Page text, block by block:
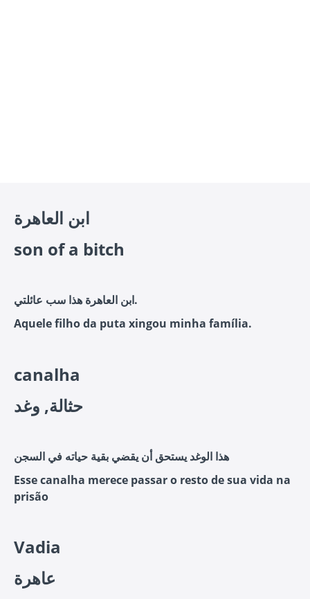
ابن العاهرة
son of a bitch
ابن العاهرة هذا سب عائلتي.
Aquele filho da puta xingou minha família.
canalha
حثالة, وغد
هذا الوغد يستحق أن يقضي بقية حياته في السجن
Esse canalha merece passar o resto de sua vida na
prisão
Vadia
عاهرة